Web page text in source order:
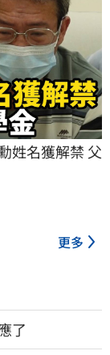
姓名獲解禁 父
更多
了